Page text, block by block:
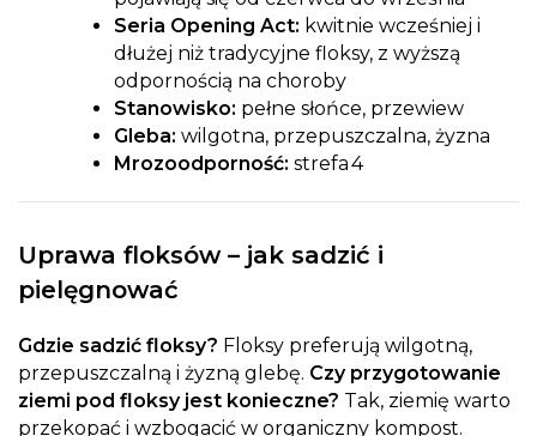
Seria Opening Act: kwitnie wcześniej i
dłużej niż tradycyjne floksy, z wyższą
odpornością na choroby
Stanowisko: pełne słońce, przewiew
Gleba: wilgotna, przepuszczalna, żyzna
Mrozoodporność: strefa 4
Uprawa floksów – jak sadzić i
pielęgnować
Gdzie sadzić floksy? Floksy preferują wilgotną,
przepuszczalną i żyzną glebę. Czy przygotowanie
ziemi pod floksy jest konieczne? Tak, ziemię warto
przekopać i wzbogacić w organiczny kompost.